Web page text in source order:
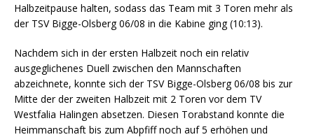
Halbzeitpause halten, sodass das Team mit 3 Toren mehr als
der TSV Bigge-Olsberg 06/08 in die Kabine ging (10:13).
Nachdem sich in der ersten Halbzeit noch ein relativ
ausgeglichenes Duell zwischen den Mannschaften
abzeichnete, konnte sich der TSV Bigge-Olsberg 06/08 bis zur
Mitte der der zweiten Halbzeit mit 2 Toren vor dem TV
Westfalia Halingen absetzen. Diesen Torabstand konnte die
Heimmanschaft bis zum Abpfiff noch auf 5 erhöhen und